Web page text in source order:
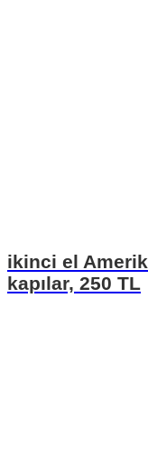
ikinci el
kapılar, 250 TL